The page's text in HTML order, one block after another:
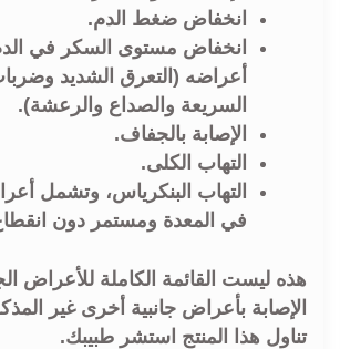
انخفاض ضغط الدم.
انخفاض مستوى السكر في
أعراضه (التعرق الشديد
السريعة والصداع والرعشة).
الإصابة بالجفاف.
التهاب الكلى.
التهاب البنكرياس، وتشمل
في المعدة ومستمر دون
هذه ليست القائمة الكاملة للأعراض
الإصابة بأعراض جانبية أخرى غير
تناول هذا المنتج استشر طبيبك.